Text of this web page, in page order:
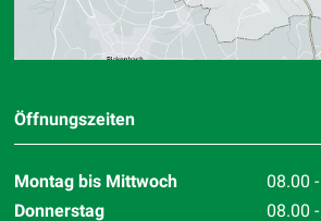
Öffnungszeiten
Montag bis Mittwoch
08.00
Donnerstag
08.00